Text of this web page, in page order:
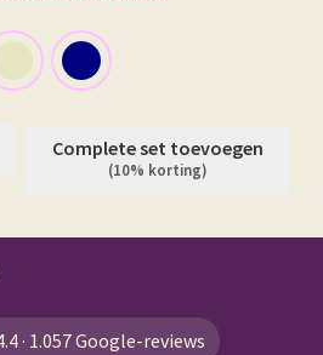
product
kan
Complete set toevoegen
(10% korting)
· 1.057 Google-reviews